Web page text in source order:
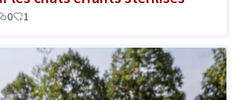
0 1